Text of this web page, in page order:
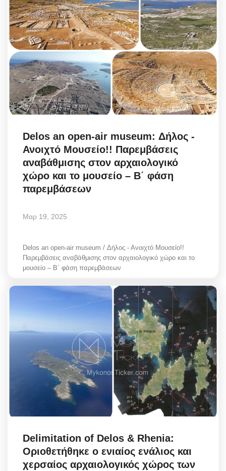
Delos an open-air museum: Δήλος -
Ανοιχτό Μουσείο!! Παρεμβάσεις
αναβάθμισης στον αρχαιολογικό
χώρο και το μουσείο – Β΄ φάση
παρεμβάσεων
Μαρ 19, 2025
Delos an open-air museum / Δήλος - Ανοιχτό Μουσείο!!
Παρεμβάσεις αναβάθμισης στον αρχαιολογικό χώρο και το
μουσείο – Β΄ φάση παρεμβάσεων
Delimitation of Delos & Rhenia:
Οριοθετήθηκε ο ενιαίος ενάλιος και
χερσαίος αρχαιολογικός χώρος των